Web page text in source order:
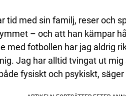
tid med sin familj, reser och
– och att han kämpar
med fotbollen har jag aldrig
Jag har alltid tvingat ut
fysiskt och psykiskt,